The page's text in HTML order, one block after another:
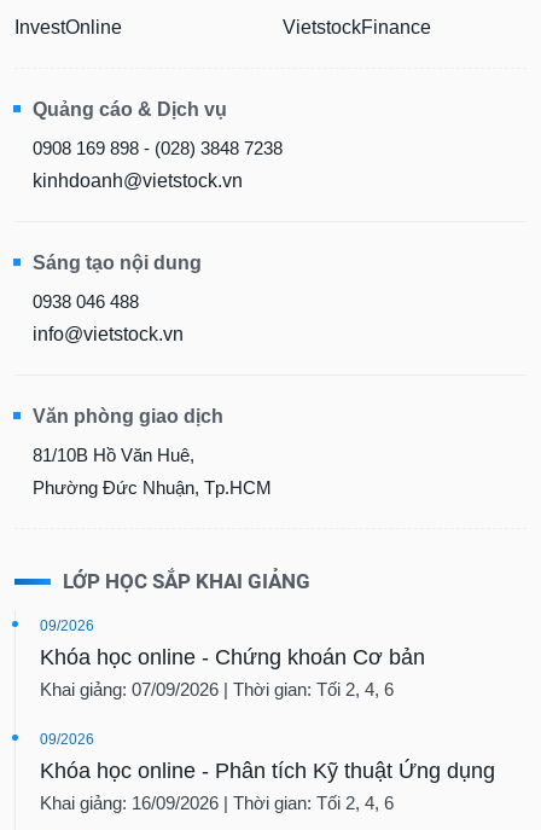
InvestOnline
VietstockFinance
Quảng cáo & Dịch vụ
0908 169 898 - (028) 3848 7238
kinhdoanh@vietstock.vn
Sáng tạo nội dung
0938 046 488
info@vietstock.vn
Văn phòng giao dịch
81/10B Hồ Văn Huê,
Phường Đức Nhuận, Tp.HCM
LỚP HỌC SẮP KHAI GIẢNG
09/2026
Khóa học online - Chứng khoán Cơ bản
Khai giảng: 07/09/2026 | Thời gian: Tối 2, 4, 6
09/2026
Khóa học online - Phân tích Kỹ thuật Ứng dụng
Khai giảng: 16/09/2026 | Thời gian: Tối 2, 4, 6